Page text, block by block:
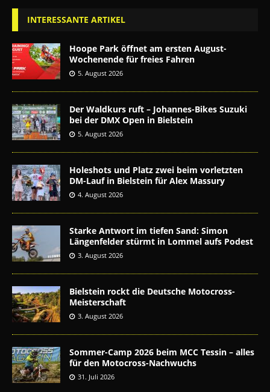
INTERESSANTE ARTIKEL
Hoope Park öffnet am ersten August-
Wochenende für freies Fahren
5. August 2026
Der Waldkurs ruft – Johannes-Bikes Suzuki
bei der DMX Open in Bielstein
5. August 2026
Holeshots und Platz zwei beim vorletzten
DM-Lauf in Bielstein für Alex Massury
4. August 2026
Starke Antwort im tiefen Sand: Simon
Längenfelder stürmt in Lommel aufs Podest
3. August 2026
Bielstein rockt die Deutsche Motocross-
Meisterschaft
3. August 2026
Sommer-Camp 2026 beim MCC Tessin – alles
für den Motocross-Nachwuchs
31. Juli 2026